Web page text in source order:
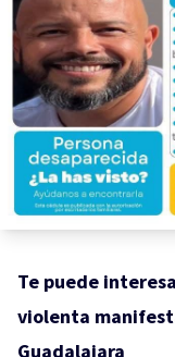
Te puede
violenta
Guadalajara